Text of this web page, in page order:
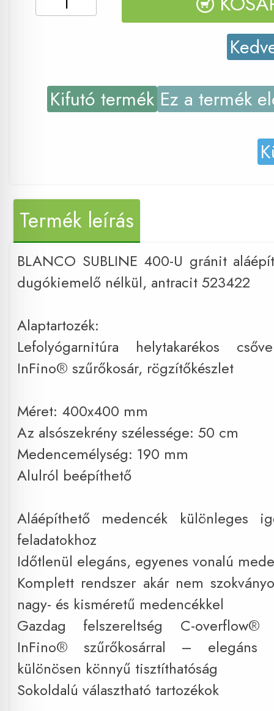
Kifutó termék Ez a termék
Termék leírás
BLANCO SUBLINE 400-U gránit
dugókiemelő nélkül, antracit 523422
Alaptartozék:
Lefolyógarnitúra helytakarékos
InFino® szűrőkosár, rögzítőkészlet
Méret: 400x400 mm
Az alsószekrény szélessége: 50 cm
Medencemélység: 190 mm
Alulról beépíthető
Aláépíthető medencék különleges
feladatokhoz
Időtlenül elegáns, egyenes vonalú
Komplett rendszer akár nem
nagy- és kisméretű medencékkel
Gazdag felszereltség C-
InFino® szűrőkosárral – elegáns
különösen könnyű tisztíthatóság
Sokoldalú választható tartozékok